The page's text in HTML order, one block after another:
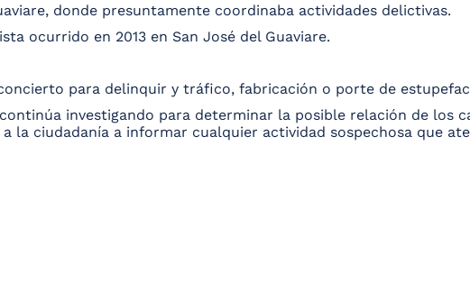
donde presuntamente coordinaba actividades delictivas.
ocurrido en 2013 en San José del Guaviare.
para delinquir y tráfico, fabricación o porte de
investigando para determinar la posible relación de los
la ciudadanía a informar cualquier actividad sospechosa que